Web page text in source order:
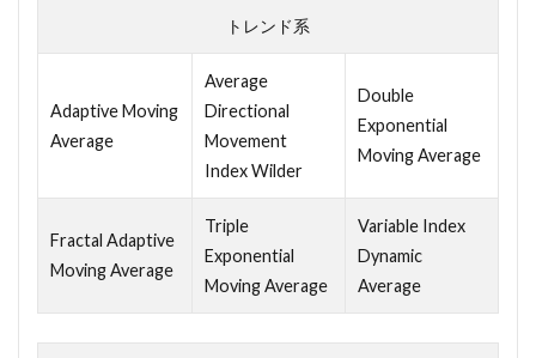
トレンド系
Adaptive Moving
Average
Average
Directional
Movement
Index Wilder
Double
Exponential
Moving Average
Fractal Adaptive
Moving Average
Triple
Exponential
Moving Average
Variable Index
Dynamic
Average